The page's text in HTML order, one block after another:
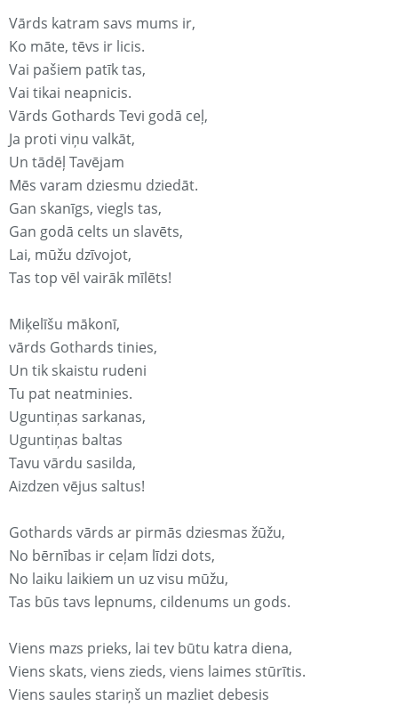
Vārds katram savs mums ir,
Ko māte, tēvs ir licis.
Vai pašiem patīk tas,
Vai tikai neapnicis.
Vārds Gothards Tevi godā ceļ,
Ja proti viņu valkāt,
Un tādēļ Tavējam
Mēs varam dziesmu dziedāt.
Gan skanīgs, viegls tas,
Gan godā celts un slavēts,
Lai, mūžu dzīvojot,
Tas top vēl vairāk mīlēts!
Miķelīšu mākonī,
vārds Gothards tinies,
Un tik skaistu rudeni
Tu pat neatminies.
Uguntiņas sarkanas,
Uguntiņas baltas
Tavu vārdu sasilda,
Aizdzen vējus saltus!
Gothards vārds ar pirmās dziesmas žūžu,
No bērnības ir ceļam līdzi dots,
No laiku laikiem un uz visu mūžu,
Tas būs tavs lepnums, cildenums un gods.
Viens mazs prieks, lai tev būtu katra diena,
Viens skats, viens zieds, viens laimes stūrītis.
Viens saules stariņš un mazliet debesis